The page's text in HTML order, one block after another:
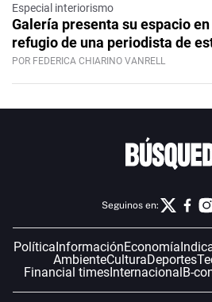
Especial interiorismo
Galería presenta su espacio
refugio de una periodista de
POR FEDERICA CHIARINO VANRELL
Seguinos en:
PolíticaInformaciónEconomía
AmbienteCulturaDeportes
Financial timesInternacionalB-